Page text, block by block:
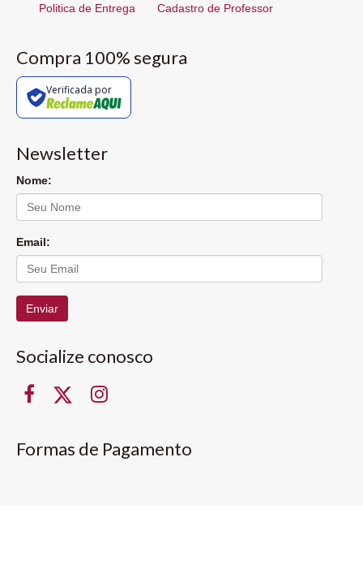
Politica de Entrega Cadastro de Professor
Compra 100% segura
Verificada por
Newsletter
Nome:
Email:
Enviar
Socialize conosco
Formas de Pagamento